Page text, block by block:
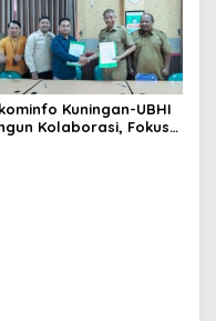
Kuningan-UBHI
Kolaborasi, Fokus